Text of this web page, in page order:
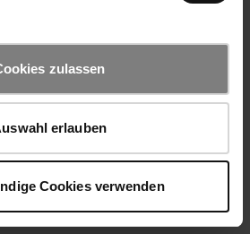
zulassen
erlauben
Cookies verwenden